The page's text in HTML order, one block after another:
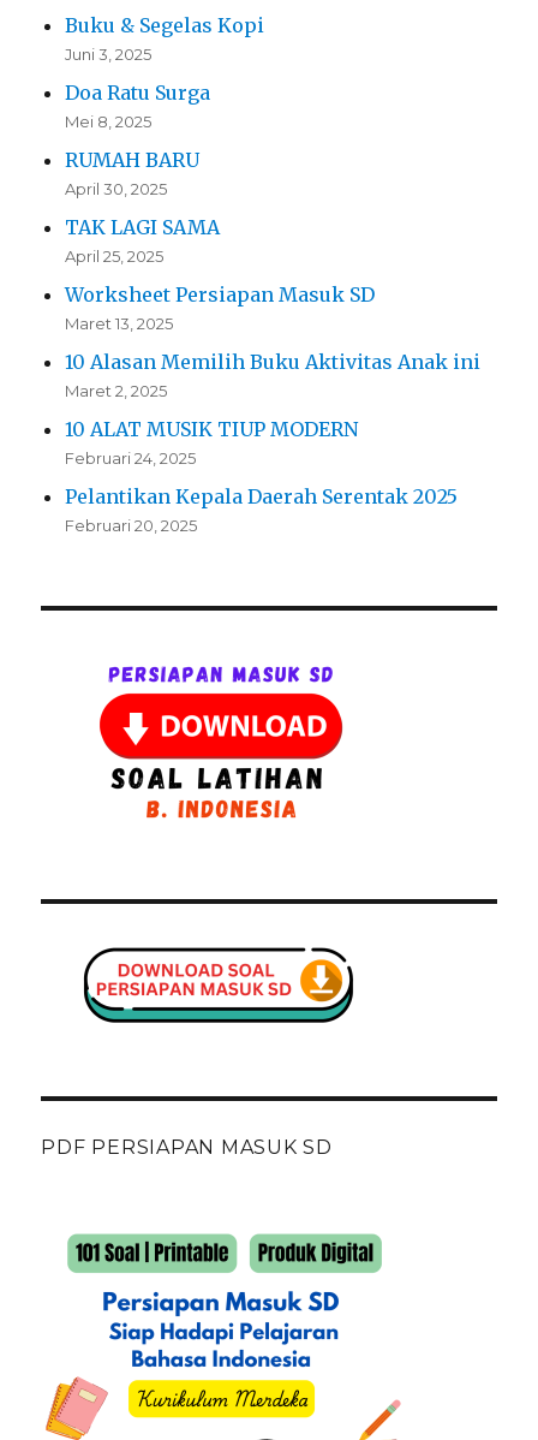
Buku & Segelas Kopi
Juni 3, 2025
Doa Ratu Surga
Mei 8, 2025
RUMAH BARU
April 30, 2025
TAK LAGI SAMA
April 25, 2025
Worksheet Persiapan Masuk SD
Maret 13, 2025
10 Alasan Memilih Buku Aktivitas Anak ini
Maret 2, 2025
10 ALAT MUSIK TIUP MODERN
Februari 24, 2025
Pelantikan Kepala Daerah Serentak 2025
Februari 20, 2025
PDF PERSIAPAN MASUK SD